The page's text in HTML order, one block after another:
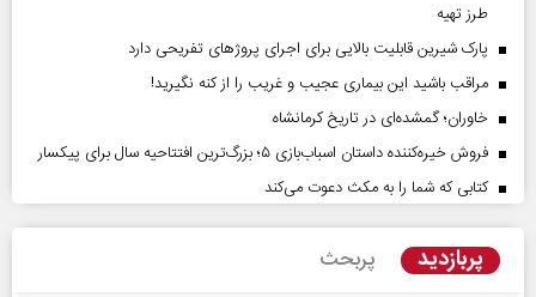
طرز تهیه
پارک شیرین قابلیت‌ بالایی برای اجرای پروژهای تفریحی دارد
مراقب باشید این بیماری عجیب و غریب را از کنه نگیرید!
خاوران؛ گمشده‌ای در تاریخ کرمانشاه
فروش خیره‌کننده داستان اسباب‌بازی ۵؛ بزرگ‌ترین افتتاحیه سال برای پیکسار
کتابی که شما را به مکث دعوت می‌کند
پربازدید پربحث